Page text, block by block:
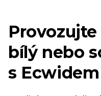
bílý nebo
s Ecwidem